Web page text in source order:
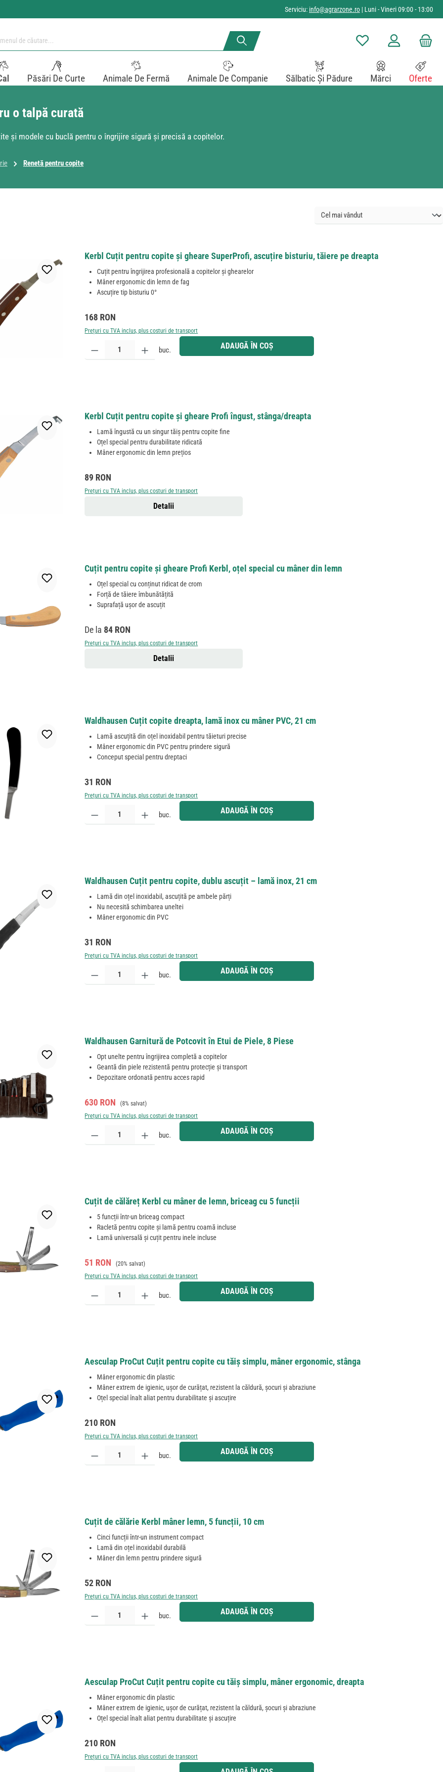
Serviciu: info@agrarzone.ro | Luni - Vineri 09:00 - 13:00
Aveți 0 articole din lista
Păsări De Curte Animale De Fermă Animale De Companie Sălbatic Și Pădure Mărci Oferte
o talpă curată
și modele cu buclă pentru o îngrijire sigură și precisă a copitelor.
Renetă pentru copite
Kerbl Cuțit pentru copite și gheare SuperProfi, ascuțire bisturiu, tăiere pe dreapta
Cuțit pentru îngrijirea profesională a copitelor și ghearelor
Mâner ergonomic din lemn de fag
Ascuțire tip bisturiu 0°
Preț obișnuit:
168 RON
Prețuri cu TVA inclus, plus costuri de transport
Cantitate produs: Introduceți cantitatea dorită sau utilizați butoanele pentru a mări sau micșora cantitatea.
buc. ADAUGĂ ÎN COȘ
Kerbl Cuțit pentru copite și gheare Profi îngust, stânga/dreapta
Lamă îngustă cu un singur tăiș pentru copite fine
Oțel special pentru durabilitate ridicată
Mâner ergonomic din lemn prețios
Preț obișnuit:
89 RON
Prețuri cu TVA inclus, plus costuri de transport
Detalii
Cuțit pentru copite și gheare Profi Kerbl, oțel special cu mâner din lemn
Oțel special cu conținut ridicat de crom
Forță de tăiere îmbunătățită
Suprafață ușor de ascuțit
Preț obișnuit:
De la 84 RON
Prețuri cu TVA inclus, plus costuri de transport
Detalii
Waldhausen Cuțit copite dreapta, lamă inox cu mâner PVC, 21 cm
Lamă ascuțită din oțel inoxidabil pentru tăieturi precise
Mâner ergonomic din PVC pentru prindere sigură
Conceput special pentru dreptaci
Preț obișnuit:
31 RON
Prețuri cu TVA inclus, plus costuri de transport
Cantitate produs: Introduceți cantitatea dorită sau utilizați butoanele pentru a mări sau micșora cantitatea.
buc. ADAUGĂ ÎN COȘ
Waldhausen Cuțit pentru copite, dublu ascuțit – lamă inox, 21 cm
Lamă din oțel inoxidabil, ascuțită pe ambele părți
Nu necesită schimbarea uneltei
Mâner ergonomic din PVC
Preț obișnuit:
31 RON
Prețuri cu TVA inclus, plus costuri de transport
Cantitate produs: Introduceți cantitatea dorită sau utilizați butoanele pentru a mări sau micșora cantitatea.
buc. ADAUGĂ ÎN COȘ
Waldhausen Garnitură de Potcovit în Etui de Piele, 8 Piese
Opt unelte pentru îngrijirea completă a copitelor
Geantă din piele rezistentă pentru protecție și transport
Depozitare ordonată pentru acces rapid
Preț de vânzare:
630 RON Preț obișnuit:
(8% salvat)
Prețuri cu TVA inclus, plus costuri de transport
Cantitate produs: Introduceți cantitatea dorită sau utilizați butoanele pentru a mări sau micșora cantitatea.
buc. ADAUGĂ ÎN COȘ
Cuțit de călăreț Kerbl cu mâner de lemn, briceag cu 5 funcții
5 funcții într-un briceag compact
Racletă pentru copite și lamă pentru coamă incluse
Lamă universală și cuțit pentru inele incluse
Preț de vânzare:
51 RON Preț obișnuit:
(20% salvat)
Prețuri cu TVA inclus, plus costuri de transport
Cantitate produs: Introduceți cantitatea dorită sau utilizați butoanele pentru a mări sau micșora cantitatea.
buc. ADAUGĂ ÎN COȘ
Aesculap ProCut Cuțit pentru copite cu tăiș simplu, mâner ergonomic, stânga
Mâner ergonomic din plastic
Mâner extrem de igienic, ușor de curățat, rezistent la căldură, șocuri și abraziune
Oțel special înalt aliat pentru durabilitate și ascuțire
Preț obișnuit:
210 RON
Prețuri cu TVA inclus, plus costuri de transport
Cantitate produs: Introduceți cantitatea dorită sau utilizați butoanele pentru a mări sau micșora cantitatea.
buc. ADAUGĂ ÎN COȘ
Cuțit de călărie Kerbl mâner lemn, 5 funcții, 10 cm
Cinci funcții într-un instrument compact
Lamă din oțel inoxidabil durabilă
Mâner din lemn pentru prindere sigură
Preț obișnuit:
52 RON
Prețuri cu TVA inclus, plus costuri de transport
Cantitate produs: Introduceți cantitatea dorită sau utilizați butoanele pentru a mări sau micșora cantitatea.
buc. ADAUGĂ ÎN COȘ
Aesculap ProCut Cuțit pentru copite cu tăiș simplu, mâner ergonomic, dreapta
Mâner ergonomic din plastic
Mâner extrem de igienic, ușor de curățat, rezistent la căldură, șocuri și abraziune
Oțel special înalt aliat pentru durabilitate și ascuțire
Preț obișnuit:
210 RON
Prețuri cu TVA inclus, plus costuri de transport
Cantitate produs: Introduceți cantitatea dorită sau utilizați butoanele pentru a mări sau micșora cantitatea.